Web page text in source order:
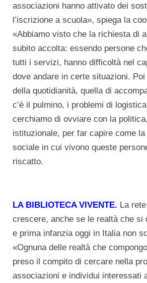
associazioni hanno attivato dei
l’iscrizione a scuola», spiega la
«Abbiamo visto che la richiesta di
subito accolta: essendo persone
tutti i servizi, hanno difficoltà nel
dove andare in certe situazioni. Poi
della quotidianità, quella di
c’è il pulmino, i problemi di
cerchiamo di ovviare con la
istituzionale, per far capire come
sociale in cui vivono queste
riscatto.
LA BIBLIOTECA VIVENTE. La
crescere, anche se le realtà che si
e prima infanzia oggi in Italia non
«Ognuna delle realtà che
preso il compito di cercare nella
associazioni e individui interessati